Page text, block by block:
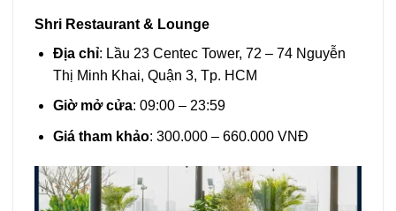
Shri Restaurant & Lounge
Địa chỉ: Lầu 23 Centec Tower, 72 – 74 Nguyễn
Thị Minh Khai, Quận 3, Tp. HCM
Giờ mở cửa: 09:00 – 23:59
Giá tham khảo: 300.000 – 660.000 VNĐ